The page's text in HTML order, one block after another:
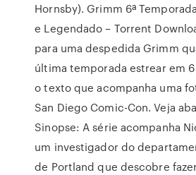
Hornsby). Grimm 6ª
e Legendado – Torrent
para uma despedida Grimm
última temporada estrear em
o texto que acompanha uma
San Diego Comic-Con. Veja
Sinopse: A série acompanha
um investigador do
de Portland que descobre